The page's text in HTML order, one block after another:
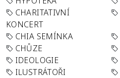
CHARITATIVNÍ
KONCERT
CHIA SEMÍNKA
CHŮZE
IDEOLOGIE
ILUSTRÁTOŘI